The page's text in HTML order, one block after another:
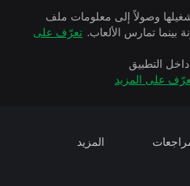
وصولاً إلى معلومات ملف
تعرّف على
التطبيق
على المزيد
المزيد